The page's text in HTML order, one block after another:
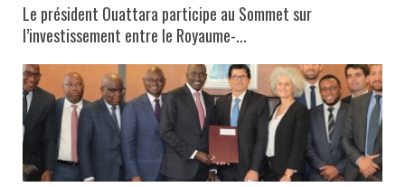
Le président Ouattara participe au Sommet sur
l’investissement entre le Royaume-...